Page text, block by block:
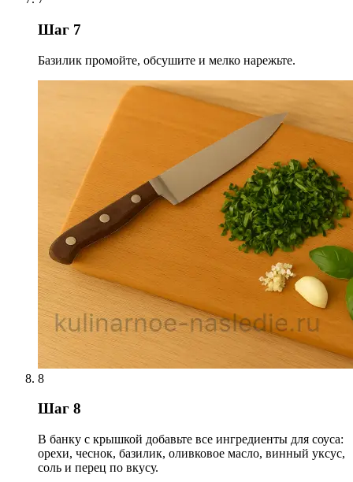
Шаг 7
Базилик промойте, обсушите и мелко нарежьте.
8
Шаг 8
В банку с крышкой добавьте все ингредиенты для соуса:
орехи, чеснок, базилик, оливковое масло, винный уксус,
соль и перец по вкусу.